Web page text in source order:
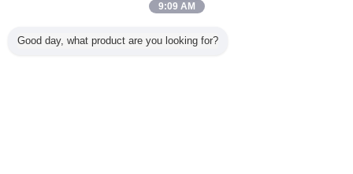
Karet Polyurethane 12mm
9:09 AM
Good day, what product are you looking for?